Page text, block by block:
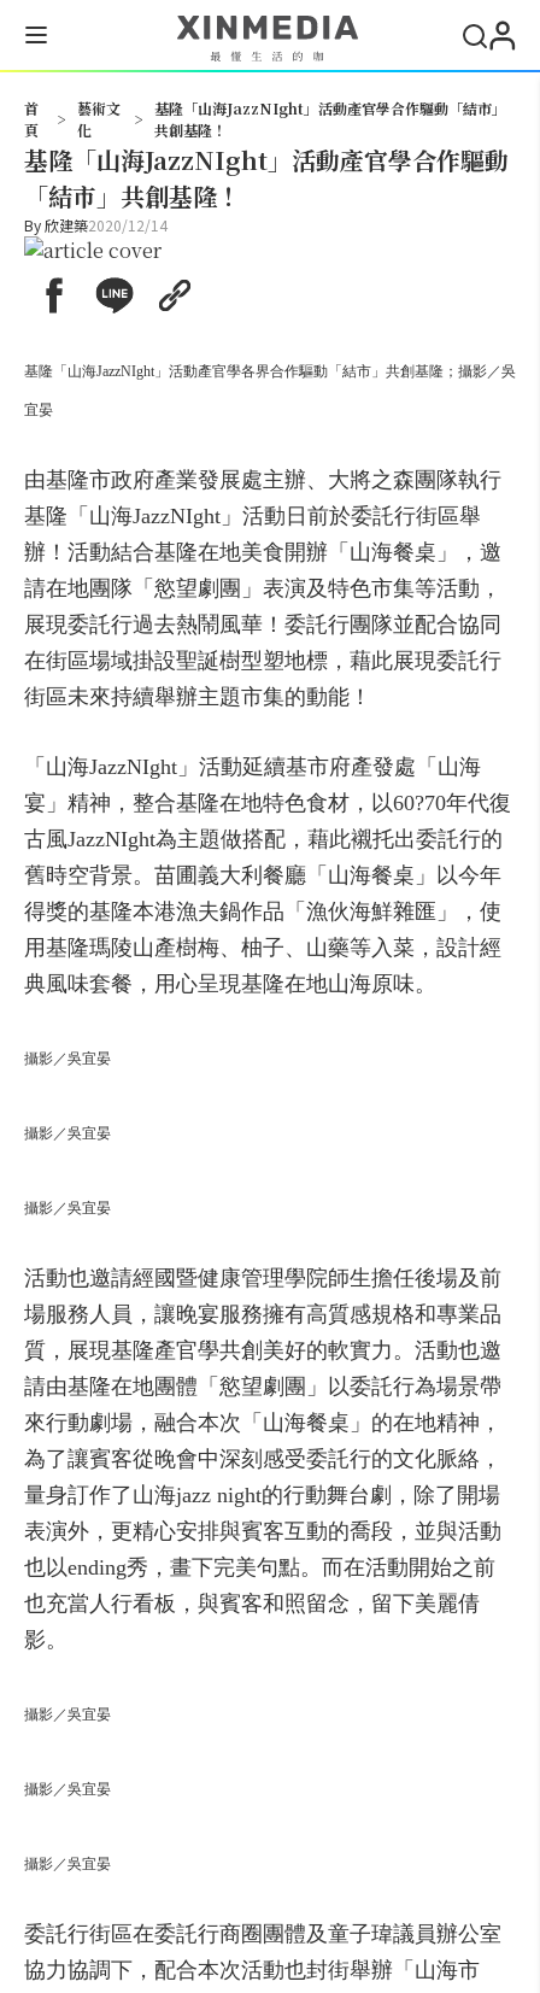
首
頁
>
藝術文
化
>
基隆「山海JazzNIght」活動產官學合作驅動「結市」
共創基隆！
基隆「山海JazzNIght」活動產官學合作驅動
「結市」共創基隆！
By欣建築2020/12/14
基隆「山海JazzNIght」活動產官學各界合作驅動「結市」共創基隆；攝影／吳
宜晏
由基隆市政府產業發展處主辦、大將之森團隊執行
基隆「山海JazzNIght」活動日前於委託行街區舉
辦！活動結合基隆在地美食開辦「山海餐桌」，邀
請在地團隊「慾望劇團」表演及特色市集等活動，
展現委託行過去熱鬧風華！委託行團隊並配合協同
在街區場域掛設聖誕樹型塑地標，藉此展現委託行
街區未來持續舉辦主題市集的動能！
「山海JazzNIght」活動延續基市府產發處「山海
宴」精神，整合基隆在地特色食材，以60?70年代復
古風JazzNIght為主題做搭配，藉此襯托出委託行的
舊時空背景。苗圃義大利餐廳「山海餐桌」以今年
得獎的基隆本港漁夫鍋作品「漁伙海鮮雜匯」，使
用基隆瑪陵山產樹梅、柚子、山藥等入菜，設計經
典風味套餐，用心呈現基隆在地山海原味。
攝影／吳宜晏
攝影／吳宜晏
攝影／吳宜晏
活動也邀請經國暨健康管理學院師生擔任後場及前
場服務人員，讓晚宴服務擁有高質感規格和專業品
質，展現基隆產官學共創美好的軟實力。活動也邀
請由基隆在地團體「慾望劇團」以委託行為場景帶
來行動劇場，融合本次「山海餐桌」的在地精神，
為了讓賓客從晚會中深刻感受委託行的文化脈絡，
量身訂作了山海jazz night的行動舞台劇，除了開場
表演外，更精心安排與賓客互動的喬段，並與活動
也以ending秀，畫下完美句點。而在活動開始之前
也充當人行看板，與賓客和照留念，留下美麗倩
影。
攝影／吳宜晏
攝影／吳宜晏
攝影／吳宜晏
委託行街區在委託行商圈團體及童子瑋議員辦公室
協力協調下，配合本次活動也封街舉辦「山海市